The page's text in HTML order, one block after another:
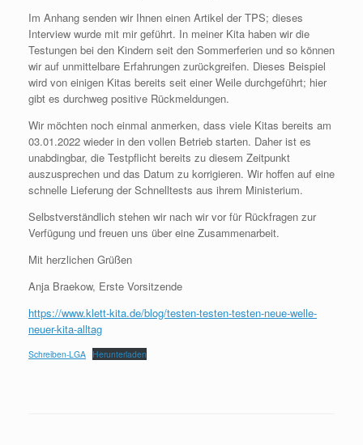
Im Anhang senden wir Ihnen einen Artikel der TPS; dieses
Interview wurde mit mir geführt. In meiner Kita haben wir die
Testungen bei den Kindern seit den Sommerferien und so können
wir auf unmittelbare Erfahrungen zurückgreifen. Dieses Beispiel
wird von einigen Kitas bereits seit einer Weile durchgeführt; hier
gibt es durchweg positive Rückmeldungen.
Wir möchten noch einmal anmerken, dass viele Kitas bereits am
03.01.2022 wieder in den vollen Betrieb starten. Daher ist es
unabdingbar, die Testpflicht bereits zu diesem Zeitpunkt
auszusprechen und das Datum zu korrigieren. Wir hoffen auf eine
schnelle Lieferung der Schnelltests aus ihrem Ministerium.
Selbstverständlich stehen wir nach wir vor für Rückfragen zur
Verfügung und freuen uns über eine Zusammenarbeit.
Mit herzlichen Grüßen
Anja Braekow, Erste Vorsitzende
https://www.klett-kita.de/blog/testen-testen-testen-neue-welle-
neuer-kita-alltag
Schreiben-LGA Herunterladen